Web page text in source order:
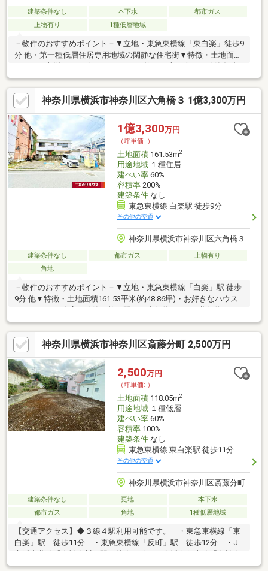
建築条件なし 本下水
都市ガス
上物有り
1種低層地域
－物件のおすすめポイント－▼立地・東急東横線「東白楽」徒歩9
分 他・第一種低層住居専用地域の閑静な住宅街▼特徴・土地面積
付宅地販売ではありません・お好きなハウスメーカー・工務店で
建築可能・建物プランのご相談も承ります▼周辺環境・横浜市立
斎藤分小学校 徒歩2分(約150m)・まいばすけっと東白楽駅西店 徒
歩7分(約500m)・クリエイトエス・ディー横浜六角橋店 徒歩9分
(約650m)■ ご希望の住まい探しをお手伝いします
━━━━━・・・物件の詳細・ご相談はお気軽にお問い合わせく
ださい。
神奈川県横浜市神奈川区六角橋３ 1億3,300万円
1億3,300万円
（坪単価:-）
土地面積161.53m2
用途地域１種住居
建ぺい率60%
容積率200%
建築条件なし
東急東横線 白楽駅 徒歩9分
その他の交通
神奈川県横浜市神奈川区六角橋３
建築条件なし 都市ガス
上物有り
角地
－物件のおすすめポイント－▼立地・東急東横線「白楽」駅 徒歩
9分 他▼特徴・土地面積161.53平米(約48.86坪)・お好きなハウス
有・前面道路は東側幅員約7.0m・北側幅員約4.2m、ともに公道・
都市ガスに対応▼周辺環境・スーパー「まいばすけっと六角橋1丁
目店」徒歩4分(約320m)・横浜市立斎藤分小学校 徒歩6分(約
480m)・セブンイレブン横浜六角橋2丁目店 徒歩1分(約80m)■ ご
希望の住まい探しをお手伝いします ━━━━━・・・物件の詳
細・ご相談はお気軽にお問い合わせください。
神奈川県横浜市神奈川区斎藤分町 2,500万円
2,500万円
（坪単価:-）
土地面積118.05m2
用途地域１種低層
建ぺい率60%
容積率100%
建築条件なし
東急東横線 東白楽駅 徒歩11分
その他の交通
神奈川県横浜市神奈川区斎藤分町
建築条件なし 更地
本下水
都市ガス
角地 1種低層地域
【交通アクセス】◆３線４駅利用可能です。 ・東急東横線「東
白楽」駅 徒歩11分 ・東急東横線「反町」駅 徒歩12分 ・JR
川」駅 徒歩18分◆更地です。解体費用がかかりません。◆角地